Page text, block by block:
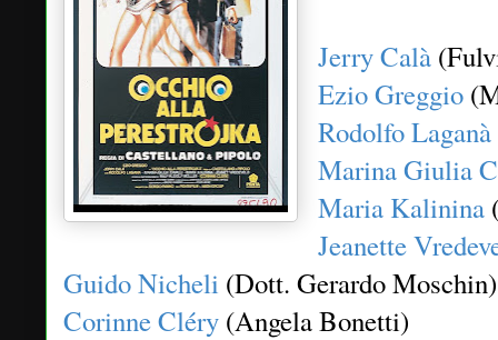
Jerry Calà
Ezio Greggio
Rodolfo Laganà
Marina Giulia
Maria Kalinina
Jeanette
Guido Nicheli (Dott. Gerardo Moschin)
Corinne Cléry (Angela Bonetti)